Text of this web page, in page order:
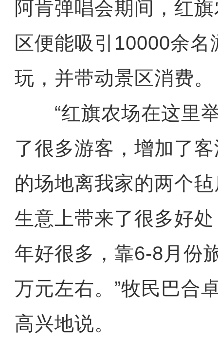
阿肯弹唱会期间，红
区便能吸引10000余
玩，并带动景区消费。
“红旗农场在这里举
了很多游客，增加了
的场地离我家的两个
生意上带来了很多好
年好很多，靠6-8月份
万元左右。”牧民巴合
高兴地说。